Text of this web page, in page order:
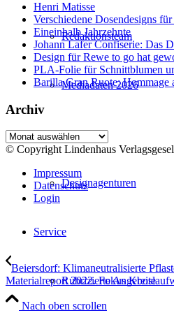
Redaktionsteam
Mediadaten 2026
Agenturen
Designagenturen
Service
Rubrizierte Angebote
Henri Matisse
Verschiedene Dosendesigns
Eineinhalb Jahrzehnte
Johann Lafer Confiserie: Das
Design für Rewe to go hat
PLA-Folie für Schnittblumen
Barilla Gran Ruote: Hommage
Archiv
Archiv
© Copyright Lindenhaus
Impressum
Datenschutz
Login
Beiersdorf: Klimaneutralisierte
Materialreport 2022. Fokus
Nach oben scrollen